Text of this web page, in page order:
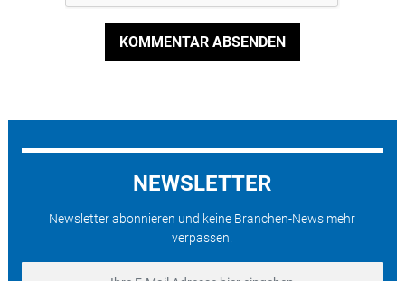
KOMMENTAR ABSENDEN
NEWSLETTER
Newsletter abonnieren und keine Branchen-News mehr
verpassen.